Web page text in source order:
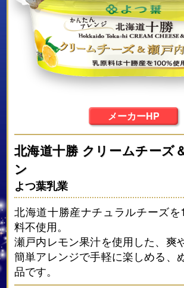
メーカーHP
北海道十勝 クリームチーズ
ン
よつ葉乳業
北海道十勝産ナチュラルチーズを
料不使用。
瀬戸内レモン果汁を使用した、爽
簡単アレンジで手軽に楽しめる、
品です。